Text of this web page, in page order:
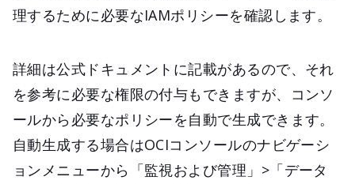
理するために必要なIAMポリシーを確認します。
詳細は公式ドキュメントに記載があるので、それ
を参考に必要な権限の付与もできますが、コンソ
ールから必要なポリシーを自動で生成できます。
自動生成する場合はOCIコンソールのナビゲーシ
ョンメニューから「監視および管理」>「データ